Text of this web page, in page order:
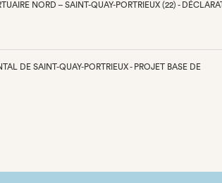
NORD – SAINT-QUAY-PORTRIEUX (22) -
DE SAINT-QUAY-PORTRIEUX - PROJET BASE DE